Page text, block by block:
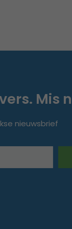
Mis
nieuwsbrief